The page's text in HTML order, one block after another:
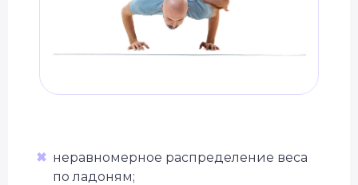
✖ неравномерное распределение веса
по ладоням;